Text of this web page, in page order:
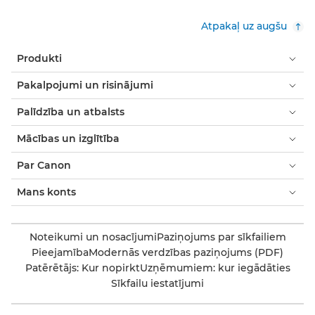
Atpakaļ uz augšu
Produkti
Pakalpojumi un risinājumi
Palīdzība un atbalsts
Mācības un izglītība
Par Canon
Mans konts
Noteikumi un nosacījumiPaziņojums par sīkfailiem
PieejamībaModernās verdzības paziņojums (PDF)
Patērētājs: Kur nopirktUzņēmumiem: kur iegādāties
Sīkfailu iestatījumi